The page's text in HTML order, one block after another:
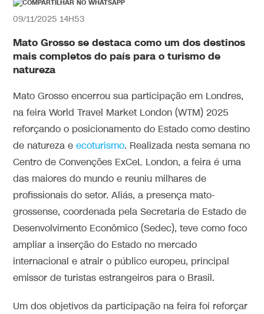
09/11/2025 14H53
Mato Grosso se destaca como um dos destinos
mais completos do país para o turismo de
natureza
Mato Grosso encerrou sua participação em Londres,
na feira World Travel Market London (WTM) 2025
reforçando o posicionamento do Estado como destino
de natureza eecoturismo. Realizada nesta semana no
Centro de Convenções ExCeL London, a feira é uma
das maiores do mundo e reuniu milhares de
profissionais do setor. Aliás, a presença mato-
grossense, coordenada pela Secretaria de Estado de
Desenvolvimento Econômico (Sedec), teve como foco
ampliar a inserção do Estado no mercado
internacional e atrair o público europeu, principal
emissor de turistas estrangeiros para o Brasil.
Um dos objetivos da participação na feira foi reforçar